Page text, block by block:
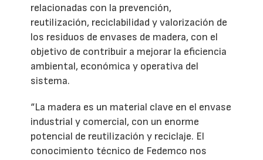
relacionadas con la prevención,
reutilización, reciclabilidad y valorización de
los residuos de envases de madera, con el
objetivo de contribuir a mejorar la eficiencia
ambiental, económica y operativa del
sistema.
“La madera es un material clave en el envase
industrial y comercial, con un enorme
potencial de reutilización y reciclaje. El
conocimiento técnico de Fedemco nos